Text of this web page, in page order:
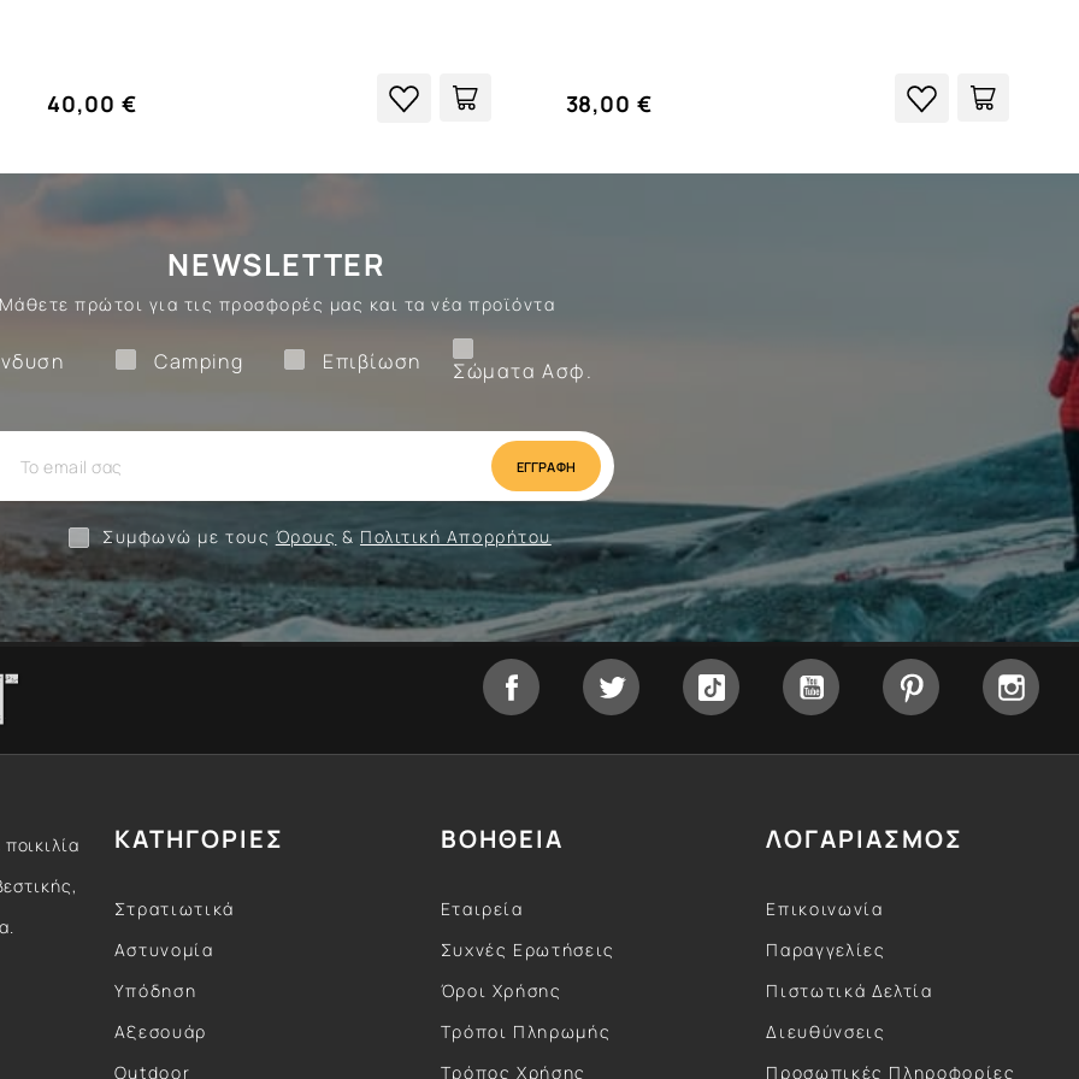
40,00 € 38,00 €
NEWSLETTER
Μάθετε πρώτοι για τις προσφορές μας και τα νέα προϊόντα
Σώματα Ασφ.
Επιβίωση
Επιβίωση
Camping
Camping
Ένδυση
Συμφωνώ με τους Όρους & Πολιτική Απορρήτου
Facebook Twitter Tiktok YouTube Pinterest
ΚΑΤΗΓΟΡΙΕΣ
Στρατιωτικά
Αστυνομία
Υπόδηση
Αξεσουάρ
Outdoor
ΒΟΗΘΕΙΑ
Εταιρεία
Συχνές Ερωτήσεις
Όροι Χρήσης
Τρόποι Πληρωμής
Τρόπος Χρήσης
ΛΟΓΑΡΙΑΣΜΟΣ
Επικοινωνία
Παραγγελίες
Πιστωτικά Δελτία
Διευθύνσεις
Προσωπικές Πληροφορίες